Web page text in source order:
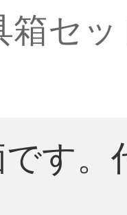
セ
す。